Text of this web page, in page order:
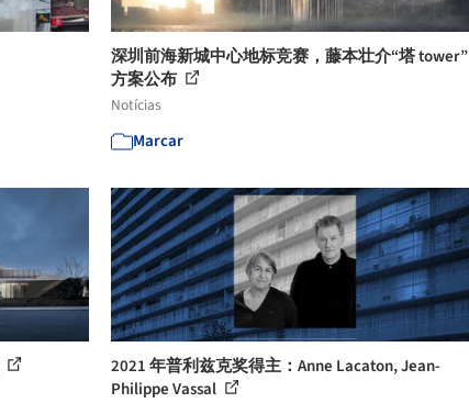
深圳前海新城中心地标竞赛，藤本壮介“塔 tower”
方案公布
Notícias
Marcar
2021 年普利兹克奖得主：Anne Lacaton, Jean-
Philippe Vassal